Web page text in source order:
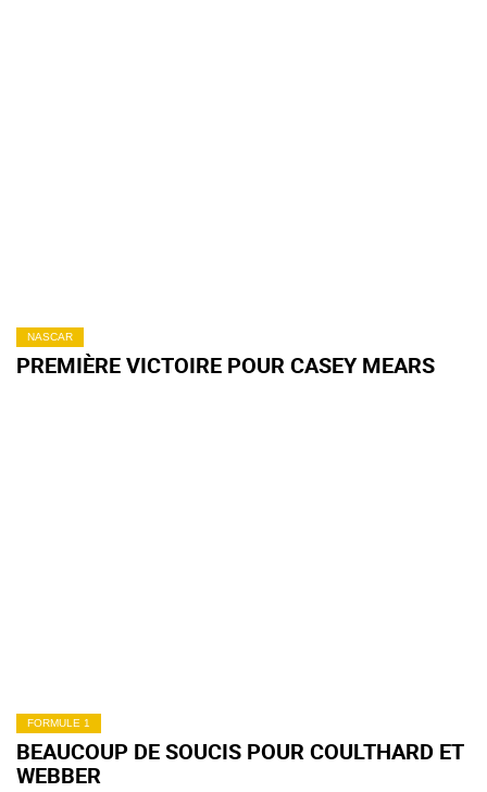
NASCAR
PREMIÈRE VICTOIRE POUR CASEY MEARS
FORMULE 1
BEAUCOUP DE SOUCIS POUR COULTHARD ET
WEBBER